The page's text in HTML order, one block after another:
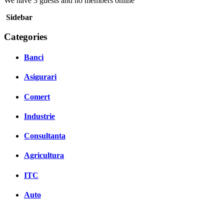
Sidebar
Categories
Banci
Asigurari
Comert
Industrie
Consultanta
Agricultura
ITC
Auto